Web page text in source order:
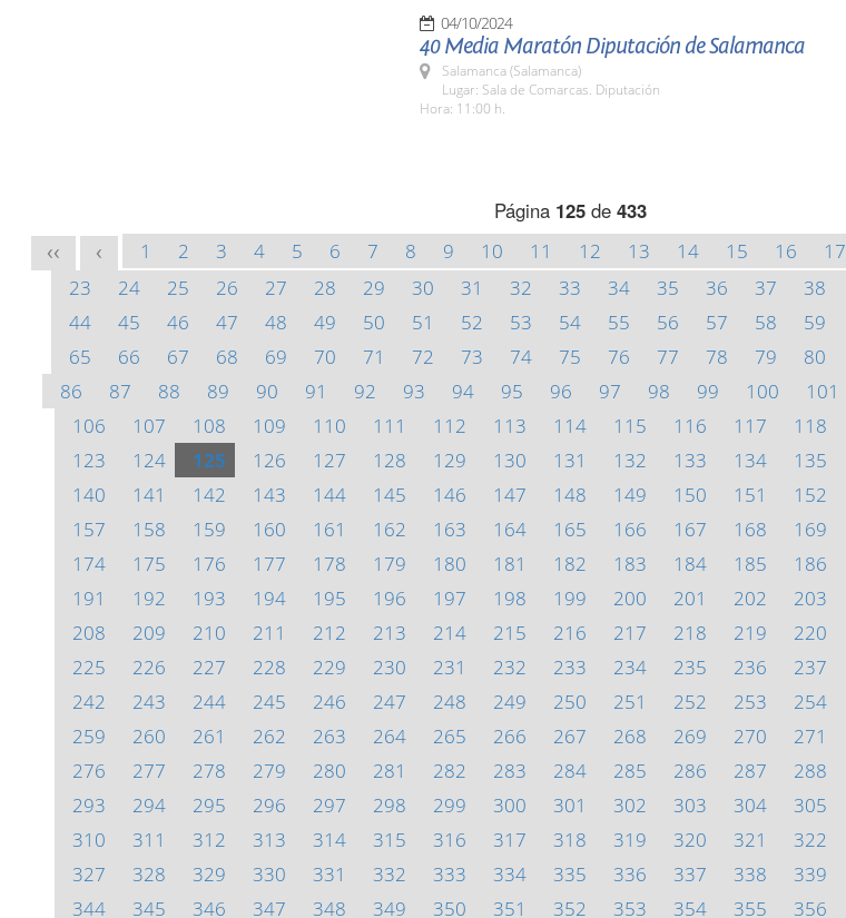
04/10/2024
40 Media Maratón Diputación de Salamanca
Salamanca (Salamanca)
Lugar: Sala de Comarcas. Diputación
Hora: 11:00 h.
Página 125de 433
<< < 1 2 3 4 5 6 7 8 9 10 11 12 13 14 15 16 17
23
24 25 26 27 28 29 30 31 32 33 34 35 36 37 38
44
45 46 47 48 49 50 51 52 53 54 55 56 57 58 59
65
66 67 68 69 70 71 72 73 74 75 76 77 78 79 80
86
87 88 89 90 91 92 93 94 95 96 97 98 99 100 101
106
107 108 109 110 111 112 113 114 115 116 117 118
123
124 125 126 127 128 129 130 131 132 133 134 135
140
141 142 143 144 145 146 147 148 149 150 151 152
157
158 159 160 161 162 163 164 165 166 167 168 169
174
175 176 177 178 179 180 181 182 183 184 185 186
191
192 193 194 195 196 197 198 199 200 201 202 203
208
209 210 211 212 213 214 215 216 217 218 219 220
225
226 227 228 229 230 231 232 233 234 235 236 237
242
243 244 245 246 247 248 249 250 251 252 253 254
259
260 261 262 263 264 265 266 267 268 269 270 271
276
277 278 279 280 281 282 283 284 285 286 287 288
293
294 295 296 297 298 299 300 301 302 303 304 305
310
311 312 313 314 315 316 317 318 319 320 321 322
327
328 329 330 331 332 333 334 335 336 337 338 339
344
345 346 347 348 349 350 351 352 353 354 355 356